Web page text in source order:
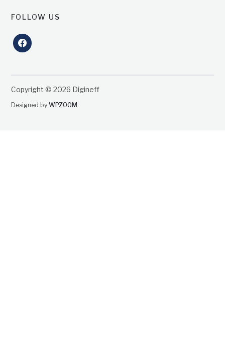
FOLLOW US
facebook
Copyright © 2026 Digineff
Designed byWPZOOM